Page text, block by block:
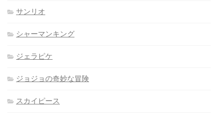
サンリオ
シャーマンキング
ジェラピケ
ジョジョの奇妙な冒険
スカイピース